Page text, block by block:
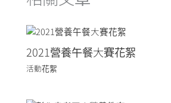
2021營養午餐大賽花絮
活動花絮